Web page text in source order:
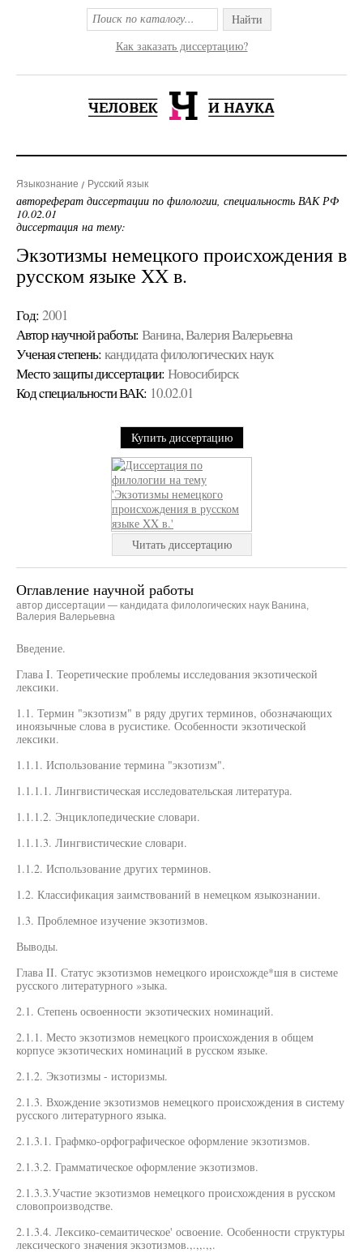
Найти
Как заказать диссертацию?
Языкознание Русский язык
автореферат диссертации по филологии, специальность ВАК РФ
10.02.01
диссертация на тему:
Экзотизмы немецкого происхождения в
русском языке XX в.
Год: 2001
Автор научной работы: Ванина, Валерия Валерьевна
Ученая cтепень: кандидата филологических наук
Место защиты диссертации: Новосибирск
Код cпециальности ВАК: 10.02.01
Купить диссертацию
Читать диссертацию
Оглавление научной работы
автор диссертации — кандидата филологических наук Ванина,
Валерия Валерьевна
Введение.
Глава I. Теоретические проблемы исследования экзотической
лексики.
1.1. Термин "экзотизм" в ряду других терминов, обозначающих
иноязычные слова в русистике. Особенности экзотической
лексики.
1.1.1. Использование термина "экзотизм".
1.1.1.1. Лингвистическая исследовательская литература.
1.1.1.2. Энциклопедические словари.
1.1.1.3. Лингвистические словари.
1.1.2. Использование других терминов.
1.2. Классификация заимствований в немецком языкознании.
1.3. Проблемное изучение экзотизмов.
Выводы.
Глава II. Статус экзотизмов немецкого ироисхожде*шя в системе
русского литературного »зыка.
2.1. Степень освоенности экзотических номинаций.
2.1.1. Место экзотизмов немецкого происхождения в общем
корпусе экзотических номинаций в русском языке.
2.1.2. Экзотизмы - историзмы.
2.1.3. Вхождение экзотизмов немецкого происхождения в систему
русского литературного языка.
2.1.3.1. Графмко-орфографическое оформление экзотизмов.
2.1.3.2. Грамматическое оформление экзотизмов.
2.1.3.3.Участие экзотизмов немецкого происхождения в русском
словопроизводстве.
2.1.3.4. Лексико-семаитическое' освоение. Особенности структуры
лексического значения экзотизмов.,.,,.,,.